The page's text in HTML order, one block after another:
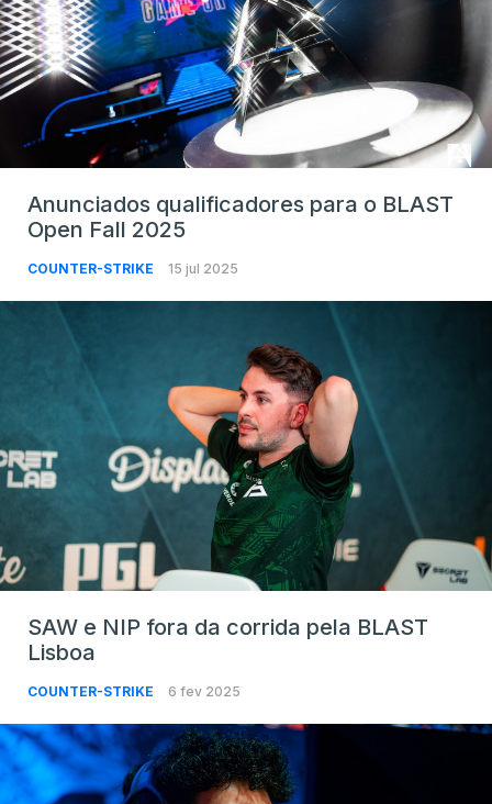
Anunciados qualificadores para o BLAST
Open Fall 2025
COUNTER-STRIKE 15 jul 2025
SAW e NIP fora da corrida pela BLAST
Lisboa
COUNTER-STRIKE 6 fev 2025